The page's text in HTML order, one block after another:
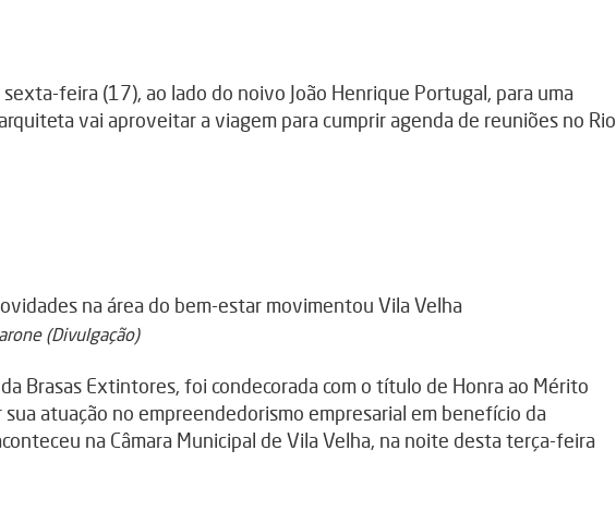
sexta-feira (17), ao lado do noivo João Henrique Portugal, para uma
vai aproveitar a viagem para cumprir agenda de reuniões no Rio
(Divulgação)
da Brasas Extintores, foi condecorada com o título de Honra ao Mérito
atuação no empreendedorismo empresarial em benefício da
na Câmara Municipal de Vila Velha, na noite desta terça-feira